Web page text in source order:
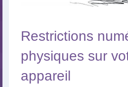
Restrictions
physiques sur
appareil